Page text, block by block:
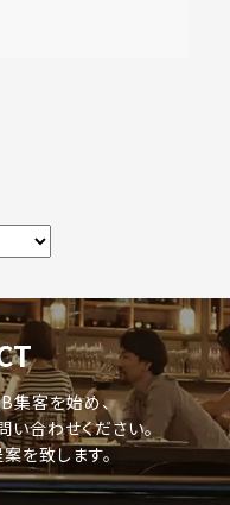
集客を始め、
合わせください。
を致します。